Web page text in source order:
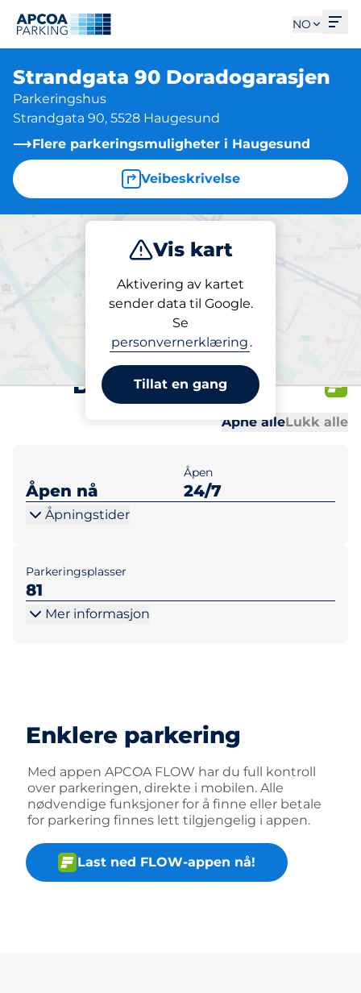
NO
Strandgata 90 Doradogarasjen
Parkeringshus
Strandgata 90, 5528 Haugesund
Flere parkeringsmuligheter i Haugesund
Veibeskrivelse
Vis kart
Aktivering av kartet
sender data til Google.
Se
personvernerklæring .
Tillat en gang
Parkering
Parkering
Strandgata 90
Doradogarasjen
Åpne alleLukk alle
Åpen nå
Åpen
24/7
Åpningstider
Parkeringsplasser
81
Mer informasjon
Enklere parkering
Med appen APCOA FLOW har du full kontroll
over parkeringen, direkte i mobilen. Alle
nødvendige funksjoner for å finne eller betale
for parkering finnes lett tilgjengelig i appen.
Last ned FLOW-appen nå!